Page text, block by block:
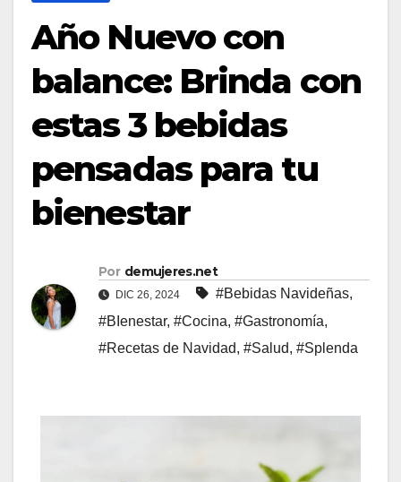
Año Nuevo con
balance: Brinda con
estas 3 bebidas
pensadas para tu
bienestar
Por demujeres.net
DIC 26, 2024 #Bebidas Navideñas,
#BIenestar, #Cocina, #Gastronomía,
#Recetas de Navidad, #Salud, #Splenda